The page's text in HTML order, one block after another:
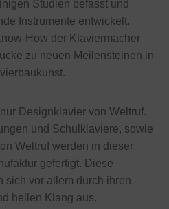
Studien befasst und
Instrumente entwickelt.
How der Klaviermacher
zu neuen Meilensteinen in
Designklavier von Weltruf.
und Schulklaviere, sowie
Weltruf werden in dieser
gefertigt. Diese
sich vor allem durch ihren
hellen Klang aus.